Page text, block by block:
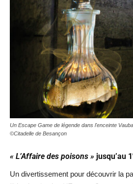
Un Escape Game de légende dans l'enceinte
©Citadelle de Besançon
« L’Affaire des poisons » jusqu’au 1
Un divertissement pour découvrir la